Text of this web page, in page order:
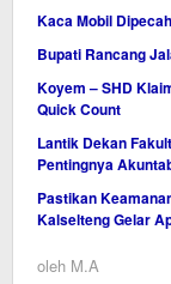
Kaca Mobil
Bupati Rancang
Koyem – SHD
Quick Count
Lantik Dekan
Pentingnya
Pastikan
Kalselteng Gelar
oleh M.A